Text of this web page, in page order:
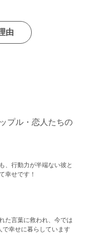
由
プル・恋人たちの
、行動力が半端ない彼と
幸せです！
た言葉に救われ、今では
で幸せに暮らしています